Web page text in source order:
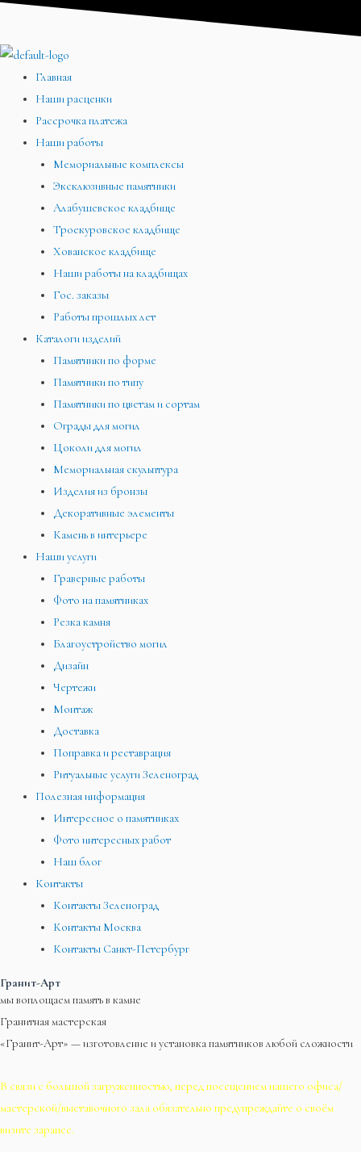
Перейти
содержимому
Главная
Наши расценки
Рассрочка платежа
Наши работы
Мемориальные комплексы
Эксклюзивные памятники
Алабушевское кладбище
Троекуровское кладбище
Хованское кладбище
Наши работы на кладбищах
Гос. заказы
Работы прошлых лет
Каталоги изделий
Памятники по форме
Памятники по типу
Памятники по цветам и сортам
Ограды для могил
Цоколи для могил
Мемориальная скульптура
Изделия из бронзы
Декоративные элементы
Камень в интерьере
Наши услуги
Граверные работы
Фото на памятниках
Резка камня
Благоустройство могил
Дизайн
Чертежи
Монтаж
Доставка
Поправка и реставрация
Ритуальные услуги Зеленоград
Полезная информация
Интересное о памятниках
Фото интересных работ
Наш блог
Контакты
Контакты Зеленоград
Контакты Москва
Контакты Санкт-Петербург
Гранит-Арт
мы воплощаем память в камне
Гранитная мастерская
«Гранит-Арт» — изготовление и установка памятников любой сложности
В связи с большой загруженностью, перед посещением нашего офиса/
мастерской/выставочного зала обязательно предупреждайте о своём
визите заранее.